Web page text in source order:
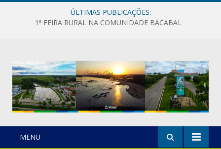
ÚLTIMAS PUBLICAÇÕES:
1ª FEIRA RURAL NA COMUNIDADE BACABAL
MENU